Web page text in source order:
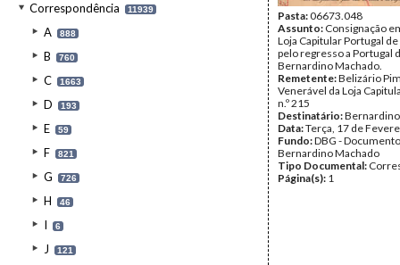
Correspondência 11939
A 888
B 760
C 1663
D 193
E 59
F 821
G 726
H 46
I 6
J 121
Pasta:06673.048
Assunto: Consignação
Loja Capitular Portugal
pelo regresso a Portugal
Bernardino Machado.
Remetente:Belizário
Venerável da Loja
n.º 215
Destinatário:
Data:Terça, 17 de
Fundo:DBG -
Bernardino Machado
Tipo Documental:
Página(s): 1